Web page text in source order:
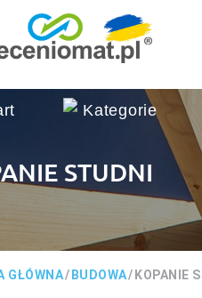
Kategorie
STUDNI
GŁÓWNA/ BUDOWA/ KOPANIE